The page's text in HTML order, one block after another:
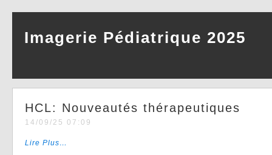
Imagerie Pédiatrique 2025
HCL: Nouveautés thérapeutiques
14/09/25 07:09
Lire Plus…